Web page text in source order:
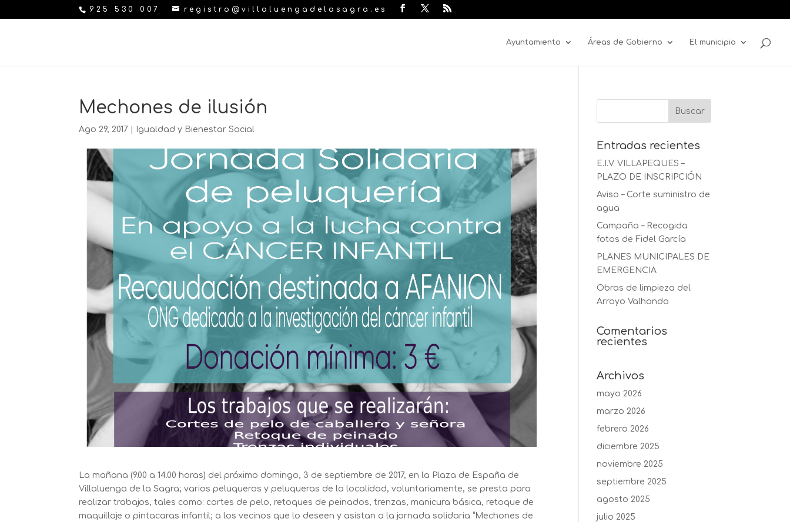
925 530 007 registro@villaluengadelasagra.es
Ayuntamiento Áreas de Gobierno El municipio
Mechones de ilusión
Ago 29, 2017 Igualdad y Bienestar Social
La mañana (9.00 a 14.00 horas) del próximo domingo, 3 de septiembre de 2017, en la Plaza de España de
Villaluenga de la Sagra; varios peluqueros y peluqueras de la localidad, voluntariamente, se presta para
realizar trabajos, tales como: cortes de pelo, retoques de peinados, trenzas, manicura básica, retoque de
maquillaje o pintacaras infantil; a los vecinos que lo deseen y asistan a la jornada solidaria “Mechones de
Entradas recientes
E.I.V. VILLAPEQUES –
PLAZO DE INSCRIPCIÓN
Aviso – Corte suministro de
agua
Campaña – Recogida
fotos de Fidel García
PLANES MUNICIPALES DE
EMERGENCIA
Obras de limpieza del
Arroyo Valhondo
Comentarios
recientes
Archivos
mayo 2026
marzo 2026
febrero 2026
diciembre 2025
noviembre 2025
septiembre 2025
agosto 2025
julio 2025